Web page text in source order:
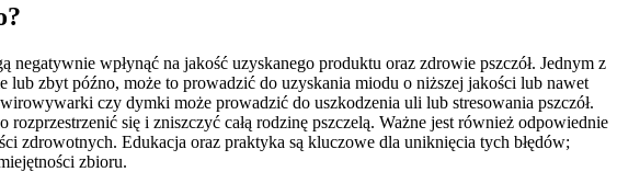
wpłynąć na jakość uzyskanego produktu oraz zdrowie pszczół. Jednym z
lub zbyt późno, może to prowadzić do uzyskania miodu o niższej jakości lub nawet
czy dymki może prowadzić do uszkodzenia uli lub stresowania pszczół.
się i zniszczyć całą rodzinę pszczelą. Ważne jest również odpowiednie
zdrowotnych. Edukacja oraz praktyka są kluczowe dla uniknięcia tych błędów;
zbioru.